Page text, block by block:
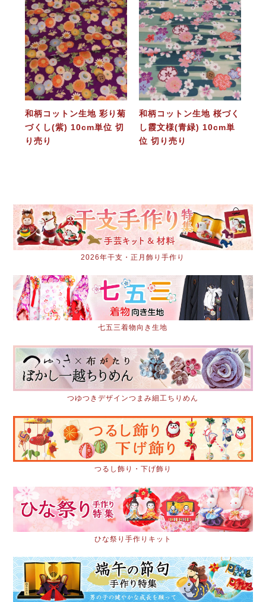
和柄コットン生地 彩り菊
づくし(紫) 10cm単位 切
り売り
和柄コットン生地 桜づく
し霞文様(青緑) 10cm単
位 切り売り
2026年干支・正月飾り手作り
七五三着物向き生地
つゆつきデザインつまみ細工ちりめん
つるし飾り・下げ飾り
ひな祭り手作りキット